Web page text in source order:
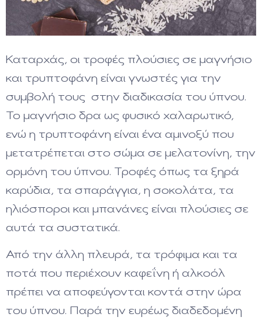
Καταρχάς, οι τροφές πλούσιες σε μαγνήσιο
και τρυπτοφάνη είναι γνωστές για την
συμβολή τους στην διαδικασία του ύπνου.
Το μαγνήσιο δρα ως φυσικό χαλαρωτικό,
ενώ η τρυπτοφάνη είναι ένα αμινοξύ που
μετατρέπεται στο σώμα σε μελατονίνη, την
ορμόνη του ύπνου. Τροφές όπως τα ξηρά
καρύδια, τα σπαράγγια, η σοκολάτα, τα
ηλιόσποροι και μπανάνες είναι πλούσιες σε
αυτά τα συστατικά.
Από την άλλη πλευρά, τα τρόφιμα και τα
ποτά που περιέχουν καφεΐνη ή αλκοόλ
πρέπει να αποφεύγονται κοντά στην ώρα
του ύπνου. Παρά την ευρέως διαδεδομένη